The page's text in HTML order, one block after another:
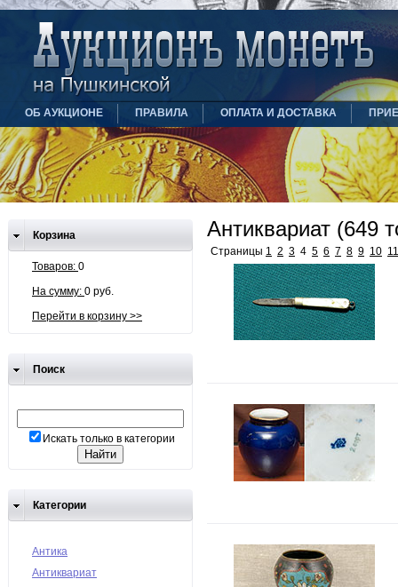
ОБ АУКЦИОНЕ ПРАВИЛА ОПЛАТА И ДОСТАВКА
Корзина
Товаров: 0
На сумму: 0 руб.
Перейти в корзину >>
Поиск
Искать только в категории
Категории
Антика
Антиквариат
Антиквариат (649
Страницы 1 2 3 4 5 6 7 8 9 10 11